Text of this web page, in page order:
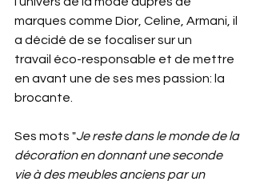
marques comme Dior, Celine, Armani, il
a décidé de se focaliser sur un
travail éco-responsable et de mettre
en avant une de ses mes passion: la
brocante.
Ses mots "Je reste dans le monde de la
décoration en donnant une seconde
vie à des meubles anciens par un